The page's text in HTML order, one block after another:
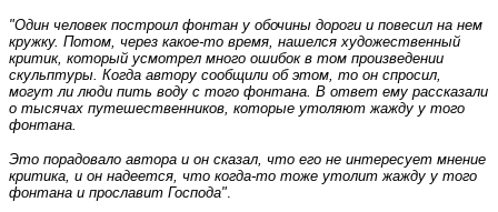
"Один человек построил фонтан у обочины дороги и повесил на нем
кружку. Потом, через какое-то время, нашелся художественный
критик, который усмотрел много ошибок в том произведении
скульптуры. Когда автору сообщили об этом, то он спросил,
могут ли люди пить воду с того фонтана. В ответ ему рассказали
о тысячах путешественников, которые утоляют жажду у того
фонтана.
Это порадовало автора и он сказал, что его не интересует мнение
критика, и он надеется, что когда-то тоже утолит жажду у того
фонтана и прославит Господа"